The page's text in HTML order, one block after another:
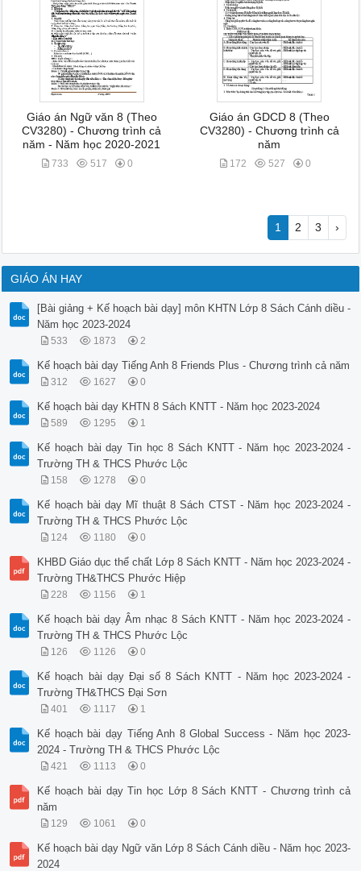
Giáo án Ngữ văn 8 (Theo
CV3280) - Chương trình cả
năm - Năm học 2020-2021
733 517 0
Giáo án GDCD 8 (Theo
CV3280) - Chương trình cả
năm
172 527 0
1 2 3 ›
GIÁO ÁN HAY
[Bài giảng + Kế hoạch bài dạy] môn KHTN Lớp 8 Sách Cánh diều -
Năm học 2023-2024
533 1873 2
Kế hoạch bài dạy Tiếng Anh 8 Friends Plus - Chương trình cả năm
312 1627 0
Kế hoạch bài dạy KHTN 8 Sách KNTT - Năm học 2023-2024
589 1295 1
Kế hoạch bài dạy Tin học 8 Sách KNTT - Năm học 2023-2024 -
Trường TH & THCS Phước Lộc
158 1278 0
Kế hoạch bài dạy Mĩ thuật 8 Sách CTST - Năm học 2023-2024 -
Trường TH & THCS Phước Lộc
124 1180 0
KHBD Giáo dục thể chất Lớp 8 Sách KNTT - Năm học 2023-2024 -
Trường TH&THCS Phước Hiệp
228 1156 1
Kế hoạch bài dạy Âm nhạc 8 Sách KNTT - Năm học 2023-2024 -
Trường TH & THCS Phước Lộc
126 1126 0
Kế hoạch bài dạy Đại số 8 Sách KNTT - Năm học 2023-2024 -
Trường TH&THCS Đại Sơn
401 1117 1
Kế hoạch bài dạy Tiếng Anh 8 Global Success - Năm học 2023-
2024 - Trường TH & THCS Phước Lộc
421 1113 0
Kế hoạch bài dạy Tin học Lớp 8 Sách KNTT - Chương trình cả
năm
129 1061 0
Kế hoạch bài dạy Ngữ văn Lớp 8 Sách Cánh diều - Năm học 2023-
2024